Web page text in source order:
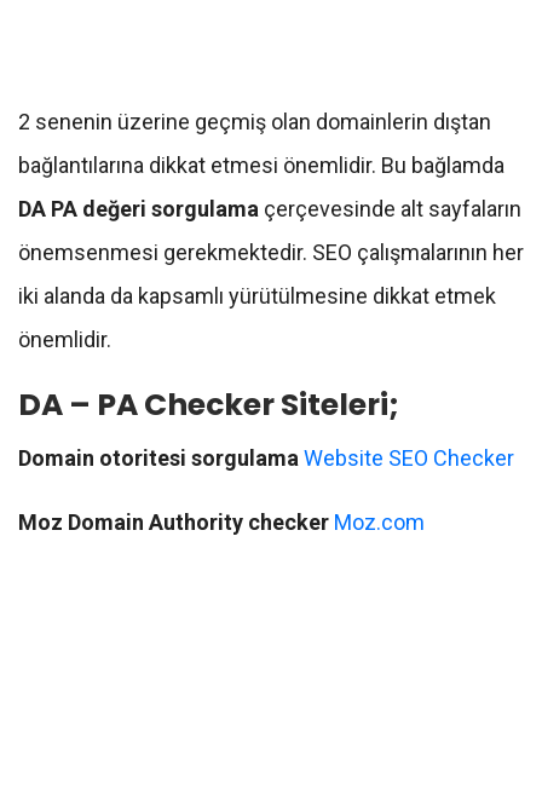
2 senenin üzerine geçmiş olan domainlerin dıştan
bağlantılarına dikkat etmesi önemlidir. Bu bağlamda
DA PA değeri sorgulama çerçevesinde alt sayfaların
önemsenmesi gerekmektedir. SEO çalışmalarının her
iki alanda da kapsamlı yürütülmesine dikkat etmek
önemlidir.
DA – PA Checker Siteleri;
Domain otoritesi sorgulama Website SEO Checker
Moz Domain Authority checker Moz.com